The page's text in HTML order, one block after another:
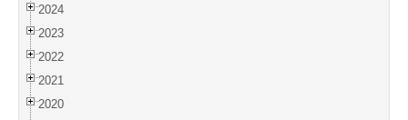
2024
2023
2022
2021
2020